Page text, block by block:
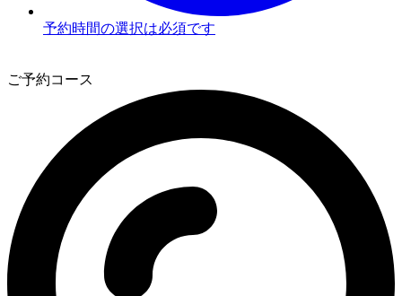
予約時間の選択は必須です
ご予約コース